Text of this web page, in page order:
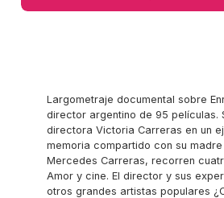
Largometraje documental sobre
director argentino de 95 películas.
directora Victoria Carreras en un
memoria compartido con su
Mercedes Carreras, recorren
Amor y cine. El director y sus
otros grandes artistas populares